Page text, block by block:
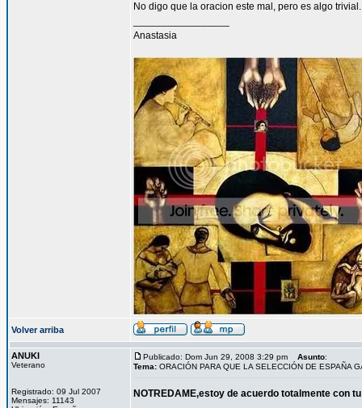
No digo que la oracion este mal, pero es algo
Anastasia
Volver arriba
ANUKI
Veterano
Registrado: 09 Jul 2007
Mensajes: 11143
Publicado: Dom Jun 29, 2008 3:29 pm Asunto:
Tema: ORACIÓN PARA QUE LA SELECCIÓN DE ESPAÑA
NOTREDAME,estoy de acuerdo totalmente con